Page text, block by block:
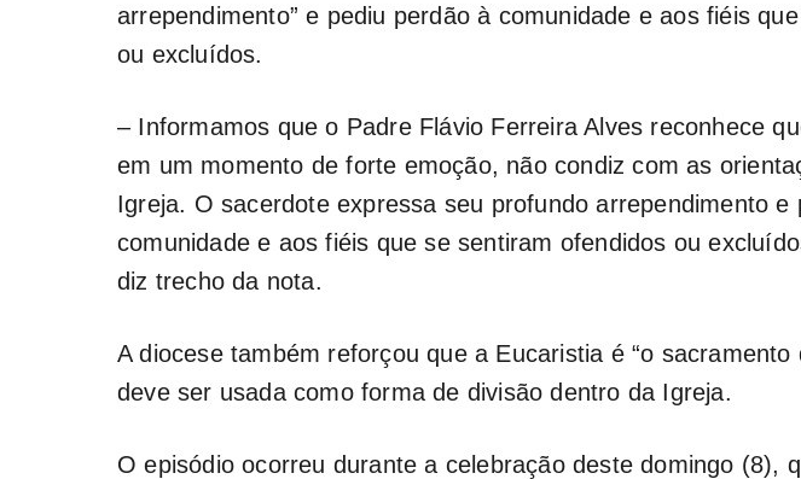
arrependimento” e pediu perdão à comunidade e aos fiéis
ou excluídos.
– Informamos que o Padre Flávio Ferreira Alves reconhece
em um momento de forte emoção, não condiz com as
Igreja. O sacerdote expressa seu profundo arrependimento e
comunidade e aos fiéis que se sentiram ofendidos ou
diz trecho da nota.
A diocese também reforçou que a Eucaristia é “o sacramento
deve ser usada como forma de divisão dentro da Igreja.
O episódio ocorreu durante a celebração deste domingo (8),